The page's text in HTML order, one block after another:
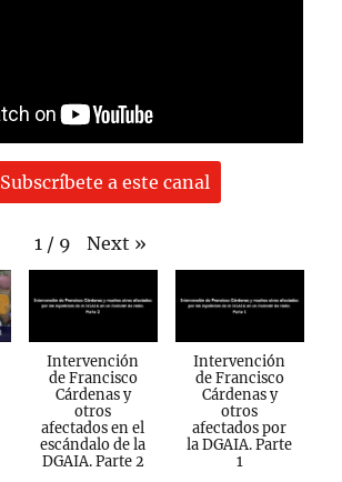
Subscríbete a este canal
1 / 9 Next »
Intervención
de Francisco
Cárdenas y
otros
afectados en el
escándalo de la
DGAIA. Parte 2
Intervención
de Francisco
Cárdenas y
otros
afectados por
la DGAIA. Parte
1